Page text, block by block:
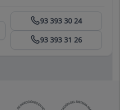
93 393 30 24
93 393 31 26